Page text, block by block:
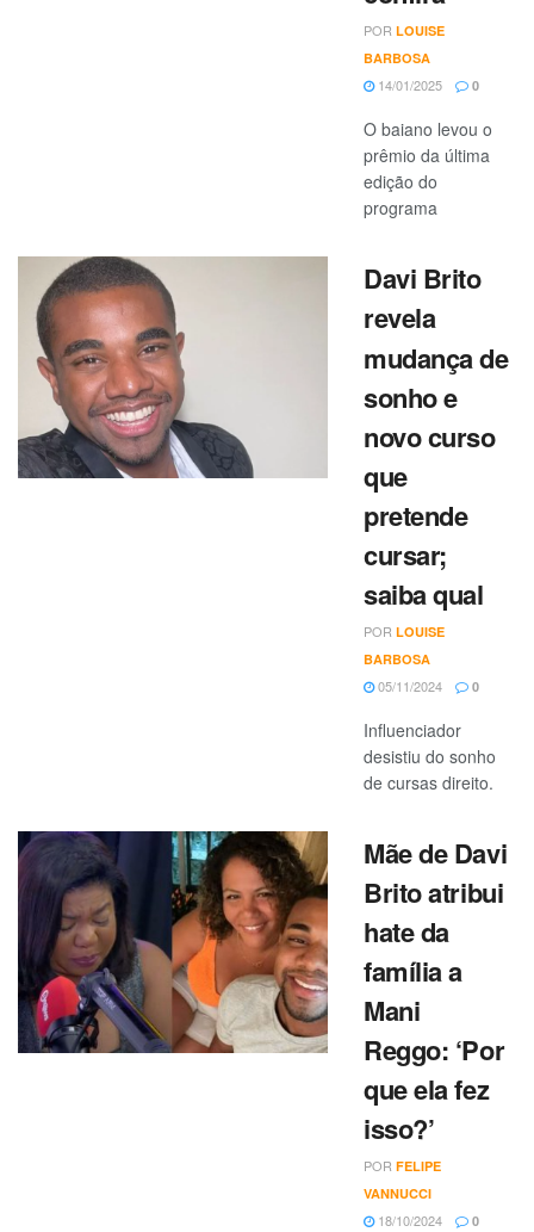
POR LOUISE
BARBOSA
14/01/2025 0
O baiano levou o
prêmio da última
edição do
programa
Davi Brito
revela
mudança de
sonho e
novo curso
que
pretende
cursar;
saiba qual
POR LOUISE
BARBOSA
05/11/2024 0
Influenciador
desistiu do sonho
de cursas direito.
Mãe de Davi
Brito atribui
hate da
família a
Mani
Reggo: ‘Por
que ela fez
isso?’
POR FELIPE
VANNUCCI
18/10/2024 0